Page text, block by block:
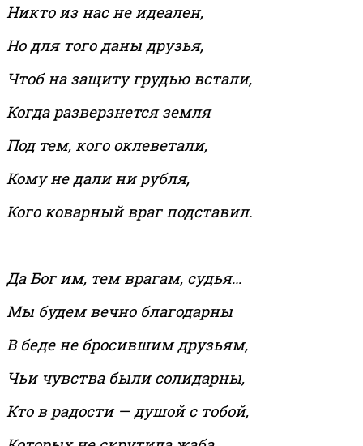
Никто из нас не идеален,
Но для того даны друзья,
Чтоб на защиту грудью встали,
Когда разверзнется земля
Под тем, кого оклеветали,
Кому не дали ни рубля,
Кого коварный враг подставил.
Да Бог им, тем врагам, судья…
Мы будем вечно благодарны
В беде не бросившим друзьям,
Чьи чувства были солидарны,
Кто в радости — душой с тобой,